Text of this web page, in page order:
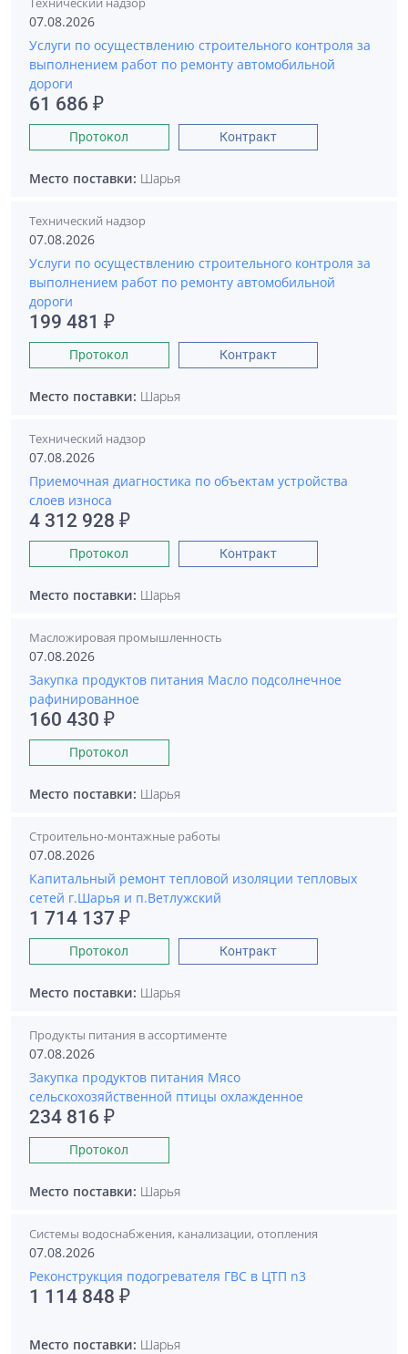
07.08.2026
Услуги по осуществлению строительного контроля за
выполнением работ по ремонту автомобильной
дороги
61 686 ₽
Протокол Контракт
Место поставки: Шарья
Технический надзор
07.08.2026
Услуги по осуществлению строительного контроля за
выполнением работ по ремонту автомобильной
дороги
199 481 ₽
Протокол Контракт
Место поставки: Шарья
Технический надзор
07.08.2026
Приемочная диагностика по объектам устройства
слоев износа
4 312 928 ₽
Протокол Контракт
Место поставки: Шарья
Масложировая промышленность
07.08.2026
Закупка продуктов питания Масло подсолнечное
рафинированное
160 430 ₽
Протокол
Место поставки: Шарья
Строительно-монтажные работы
07.08.2026
Капитальный ремонт тепловой изоляции тепловых
сетей г.Шарья и п.Ветлужский
1 714 137 ₽
Протокол Контракт
Место поставки: Шарья
Продукты питания в ассортименте
07.08.2026
Закупка продуктов питания Мясо
сельскохозяйственной птицы охлажденное
234 816 ₽
Протокол
Место поставки: Шарья
Системы водоснабжения, канализации, отопления
07.08.2026
Реконструкция подогревателя ГВС в ЦТП n3
1 114 848 ₽
Место поставки: Шарья